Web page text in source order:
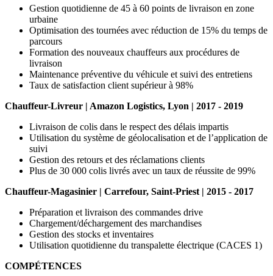
Gestion quotidienne de 45 à 60 points de livraison en zone
urbaine
Optimisation des tournées avec réduction de 15% du temps de
parcours
Formation des nouveaux chauffeurs aux procédures de
livraison
Maintenance préventive du véhicule et suivi des entretiens
Taux de satisfaction client supérieur à 98%
Chauffeur-Livreur | Amazon Logistics, Lyon | 2017 - 2019
Livraison de colis dans le respect des délais impartis
Utilisation du système de géolocalisation et de l’application de
suivi
Gestion des retours et des réclamations clients
Plus de 30 000 colis livrés avec un taux de réussite de 99%
Chauffeur-Magasinier | Carrefour, Saint-Priest | 2015 - 2017
Préparation et livraison des commandes drive
Chargement/déchargement des marchandises
Gestion des stocks et inventaires
Utilisation quotidienne du transpalette électrique (CACES 1)
COMPÉTENCES